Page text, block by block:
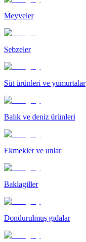
Meyveler
Sebzeler
Süt ürünleri ve yumurtalar
Balık ve deniz ürünleri
Ekmekler ve unlar
Baklagiller
Dondurulmuş gıdalar